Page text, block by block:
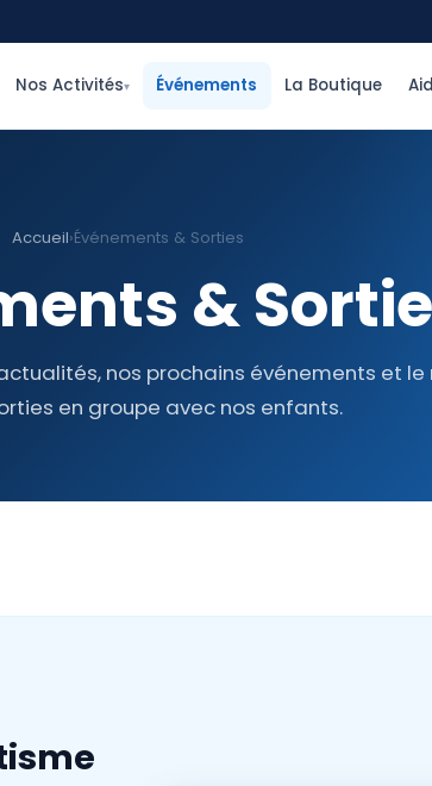
Nos Activités▾ Événements La Boutique
Accueil›Événements & Sorties
&
nos prochains événements et le
en groupe avec nos enfants.